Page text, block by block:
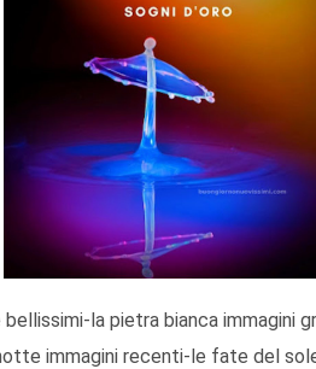
immagini recenti-le fate del